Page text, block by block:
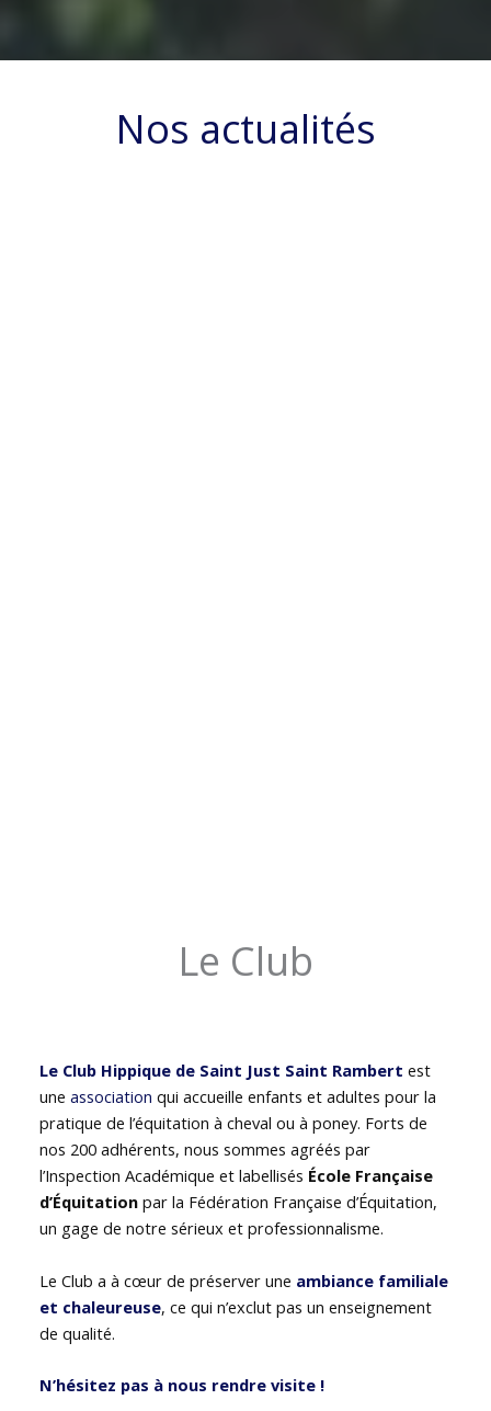
Nos actualités
Le Club
Le Club Hippique de Saint Just Saint Rambert est
uneassociation qui accueille enfants et adultes pour la
pratique de l’équitation à cheval ou à poney. Forts de
nos 200 adhérents, nous sommes agréés par
l’Inspection Académique et labellisés École Française
d’Équitation par la Fédération Française d’Équitation,
un gage de notre sérieux et professionnalisme.
Le Club a à cœur de préserver une ambiance familiale
et chaleureuse, ce qui n’exclut pas un enseignement
de qualité.
N’hésitez pas à nous rendre visite !